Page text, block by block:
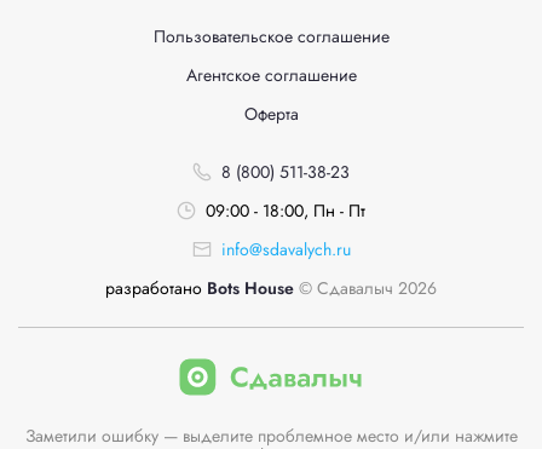
Пользовательское соглашение
Агентское соглашение
Оферта
8 (800) 511-38-23
09:00 - 18:00, Пн - Пт
info@sdavalych.ru
разработано Bots House © Сдавалыч 2026
Заметили ошибку — выделите проблемное место и/или нажмите